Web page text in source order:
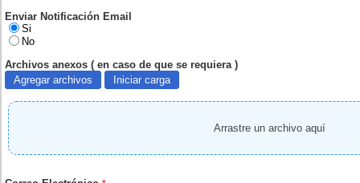
Enviar Notificación Email
Si
No
Archivos anexos ( en caso de que se requiera )
Agregar archivos
Iniciar carga
Arrastre un archivo aquí